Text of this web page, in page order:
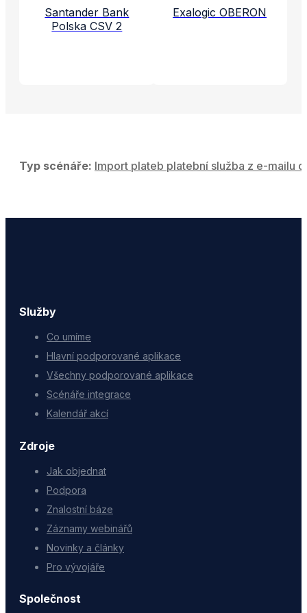
Santander Bank
Polska CSV 2
Exalogic OBERON
Typ scénáře: Import plateb platební služba z e-mailu
Služby
Co umíme
Hlavní podporované aplikace
Všechny podporované aplikace
Scénáře integrace
Kalendář akcí
Zdroje
Jak objednat
Podpora
Znalostní báze
Záznamy webinářů
Novinky a články
Pro vývojáře
Společnost